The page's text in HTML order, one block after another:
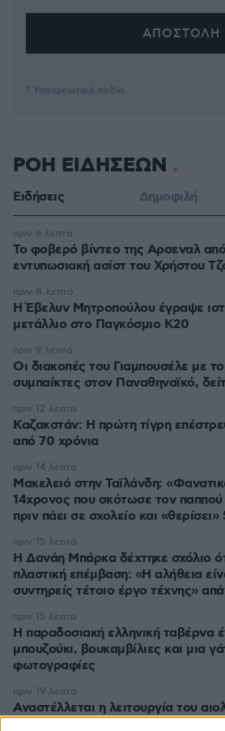
* Υποχρεωτικά πεδία
ΡΟΗ ΕΙΔΗΣΕΩΝ
Ειδήσεις Δημοφιλή
Το φοβερό βίντεο της Αρσεναλ
εντυπωσιακή ασίστ του Χρήστου
πριν 6 λεπτά
Η Έβελυν Μητροπούλου έγραψε
μετάλλιο στο Παγκόσμιο Κ20
πριν 8 λεπτά
Οι διακοπές του Γιαμπουσέλε με
συμπαίκτες στον Παναθηναϊκό,
πριν 9 λεπτά
Καζακστάν: Η πρώτη τίγρη
από 70 χρόνια
πριν 12 λεπτά
Μακελειό στην Ταϊλάνδη:
14χρονος που σκότωσε τον παππού
πριν πάει σε σχολείο και
πριν 14 λεπτά
Η Δανάη Μπάρκα δέχτηκε σχόλιο
πλαστική επέμβαση: «Η αλήθεια
συντηρείς τέτοιο έργο τέχνης»
πριν 15 λεπτά
Η παραδοσιακή ελληνική ταβέρνα
μπουζούκι, βουκαμβίλιες και μια
φωτογραφίες
πριν 15 λεπτά
Αναστέλλεται η λειτουργία του
πριν 19 λεπτά